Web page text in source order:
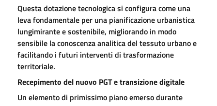
Questa dotazione tecnologica si configura come una
leva fondamentale per una pianificazione urbanistica
lungimirante e sostenibile, migliorando in modo
sensibile la conoscenza analitica del tessuto urbano e
facilitando i futuri interventi di trasformazione
territoriale.
Recepimento del nuovo PGT e transizione digitale
Un elemento di primissimo piano emerso durante